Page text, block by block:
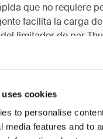
cookies
to personalise
media features and to
que no requiere
facilita la carga
limitador de par
las bicicletas están
bicicletas cargadas,
el